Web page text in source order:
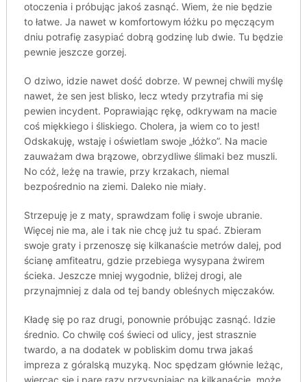
otoczenia i próbując jakoś zasnąć. Wiem, że nie będzie
to łatwe. Ja nawet w komfortowym łóżku po męczącym
dniu potrafię zasypiać dobrą godzinę lub dwie. Tu będzie
pewnie jeszcze gorzej.
O dziwo, idzie nawet dość dobrze. W pewnej chwili myślę
nawet, że sen jest blisko, lecz wtedy przytrafia mi się
pewien incydent. Poprawiając rękę, odkrywam na macie
coś miękkiego i śliskiego. Cholera, ja wiem co to jest!
Odskakuję, wstaję i oświetlam swoje „łóżko”. Na macie
zauważam dwa brązowe, obrzydliwe ślimaki bez muszli.
No cóż, leżę na trawie, przy krzakach, niemal
bezpośrednio na ziemi. Daleko nie miały.
Strzepuję je z maty, sprawdzam folię i swoje ubranie.
Więcej nie ma, ale i tak nie chcę już tu spać. Zbieram
swoje graty i przenoszę się kilkanaście metrów dalej, pod
ścianę amfiteatru, gdzie przebiega wysypana żwirem
ścieka. Jeszcze mniej wygodnie, bliżej drogi, ale
przynajmniej z dala od tej bandy obleśnych mięczaków.
Kładę się po raz drugi, ponownie próbując zasnąć. Idzie
średnio. Co chwilę coś świeci od ulicy, jest strasznie
twardo, a na dodatek w pobliskim domu trwa jakaś
impreza z góralską muzyką. Noc spędzam głównie leżąc,